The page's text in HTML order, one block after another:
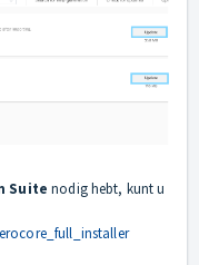
Suite nodig hebt, kunt u